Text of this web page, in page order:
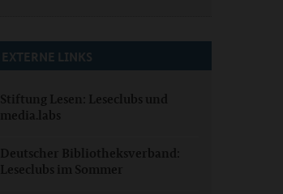
EXTERNE LINKS
Stiftung Lesen: Leseclubs und
media.labs
Deutscher Bibliotheksverband:
Leseclubs im Sommer